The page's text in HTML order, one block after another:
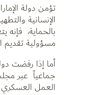
تؤمن دولة
الإنسانية
بالحماية، فإنه
مسؤولية تقديم
أما إذا رفضت
جماعياً عبر
العمل العسكري